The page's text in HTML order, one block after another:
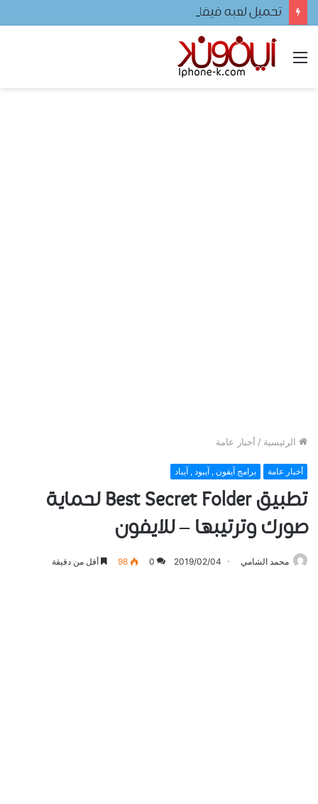
تحميل لعبه فيفا ٢٠٢٤ للجوال
القائمة
الرئيسية / أخبار عامة
أخبار عامة برامج آيفون , آيبود , آيباد
تطبيق Best Secret Folder لحماية
صورك وترتيبها – للايفون
محمد الشامي 2019/02/04
0
98 أقل من دقيقة